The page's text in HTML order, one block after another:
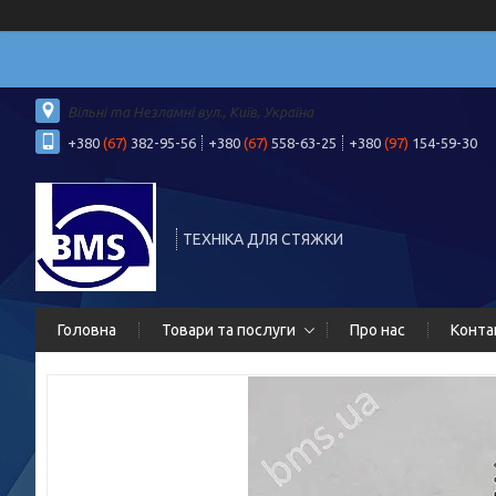
Вільні та Незламні вул., Київ, Україна
+380 (67) 382-95-56 +380 (67) 558-63-25 +380 (97) 154-59-30
ТЕХНІКА ДЛЯ СТЯЖКИ
Головна Товари та послуги Про нас